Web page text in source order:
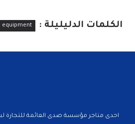
الكلمات الدليليلة : equipment
احدى متاجر مؤسسة صدى العائمة للتجارة